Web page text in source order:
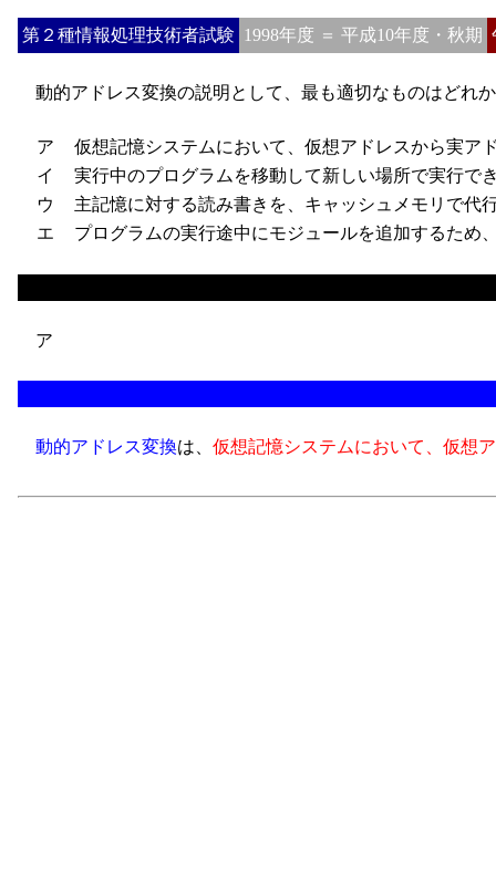
第２種情報処理技術者試験 1998年度 ＝ 平成10年度・秋期
動的アドレス変換の説明として、最も適切なものはどれ
ア
仮想記憶システムにおいて、仮想アドレスから実ア
イ
実行中のプログラムを移動して新しい場所で実行で
ウ
主記憶に対する読み書きを、キャッシュメモリで代
エ
プログラムの実行途中にモジュールを追加するため
ア
動的アドレス変換は、 仮想記憶システムにおいて、仮想